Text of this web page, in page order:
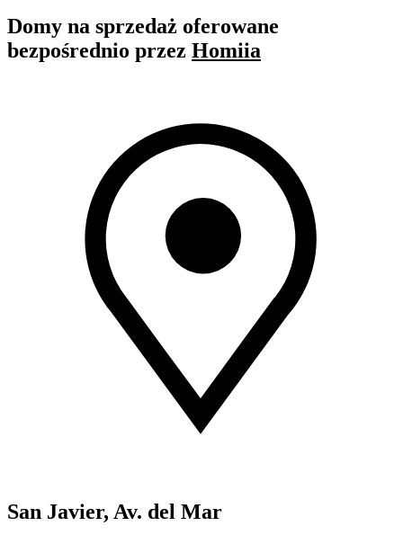
Domy na sprzedaż oferowane
bezpośrednio przez Homiia
San Javier, Av. del Mar